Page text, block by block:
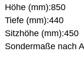
Höhe (mm):850
Tiefe (mm):440
Sitzhöhe (mm):450
Sondermaße nach